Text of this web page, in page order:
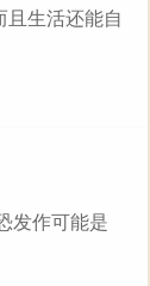
生活还能自
发作可能是